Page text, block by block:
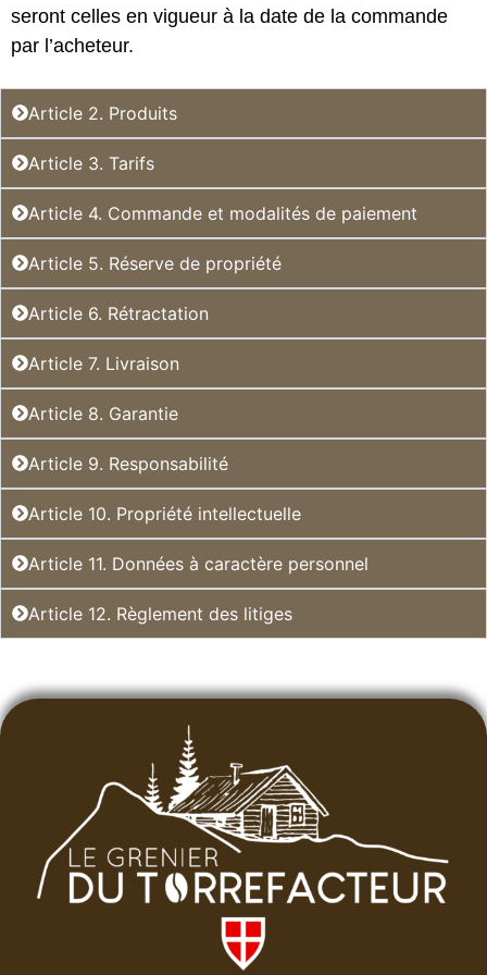
seront celles en vigueur à la date de la commande
par l’acheteur.
Article 2. Produits
Article 3. Tarifs
Article 4. Commande et modalités de paiement
Article 5. Réserve de propriété
Article 6. Rétractation
Article 7. Livraison
Article 8. Garantie
Article 9. Responsabilité
Article 10. Propriété intellectuelle
Article 11. Données à caractère personnel
Article 12. Règlement des litiges